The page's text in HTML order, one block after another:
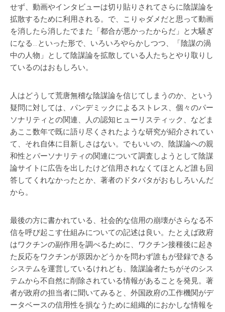
せず、動画やインタビューは切り貼りされてさらに陰謀論を
拡散するために利用される。で、こりゃダメだと思って動画
を消したら消したでまた「都合が悪かったからだ」と大騒ぎ
になる…といった形で、いろいろやらかしつつ、「陰謀の渦
中の人物」として陰謀論を拡散している人たちとやり取りし
ているのはおもしろい。
人はどうして荒唐無稽な陰謀論を信じてしまうのか、という
疑問に対しては、パンデミックによるストレス、個々のパー
ソナリティとの関連、人の認知ヒューリスティック、などま
あここ数年で既に語り尽くされたような研究が紹介されてい
て、それ自体に目新しさはない。でもいいの、陰謀論への親
和性とパーソナリティの関連について調査しようとして陰謀
論サイトに広告を出したけど信用されなくてほとんど誰も回
答してくれなかったとか、著者のドタバタがおもしろいんだ
から。
最後の方に書かれている、社会的な信用の崩壊がさらなる不
信を呼び起こす仕組みについての記述は良い。たとえば政府
はワクチンの副作用を調べるために、ワクチン接種後に起き
た反応をワクチンが原因かどうかを問わず誰もが登録できる
システムを運営しているけれども、陰謀論者たちがそのシス
テムから不自然に削除されている情報があることを発見。著
者が政府の担当者に聞いてみると、外国政府の工作機関がデ
ータベースの信用性を損なうために組織的におかしな情報を